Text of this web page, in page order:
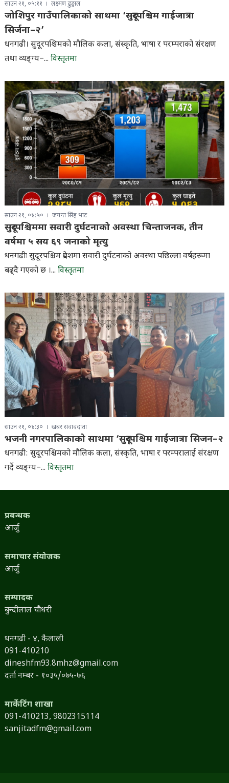
साउन २१, ०५:११ लक्ष्मण ढुङ्गाल
जोशिपुर गाउँपालिकाको साथमा ‘सुदूरपश्चिम गाईजात्रा
सिर्जना–२’
धनगढी। सुदूरपश्चिमको मौलिक कला, संस्कृति, भाषा र परम्पराको संरक्षण
तथा व्यङ्ग्य–... विस्तृतमा
साउन २१, ०४:५० जयन्त सिंह भाट
सुदूरपश्चिममा सवारी दुर्घटनाको अवस्था चिन्ताजनक, तीन
वर्षमा ५ सय ६९ जनाको मृत्यु
धनगढीः सुदूरपश्चिम प्रदेशमा सवारी दुर्घटनाको अवस्था पछिल्ला वर्षहरूमा
बढ्दै गएको छ ।... विस्तृतमा
साउन २१, ०४:३० खबर संवाददाता
भजनी नगरपालिकाको साथमा ‘सुदूरपश्चिम गाईजात्रा सिजन–२
धनगढी: सुदूरपश्चिमको मौलिक कला, संस्कृति, भाषा र परम्परालाई संरक्षण
गर्दै व्यङ्ग्य–... विस्तृतमा
प्रबन्धक
आर्जु
समाचार संयोजक
आर्जु
सम्पादक
बुन्दीलाल चौधरी
धनगढी - ४, कैलाली
091-410210
dineshfm93.8mhz@gmail.com
दर्ता नम्बर - १०३५/०७५-७६
मार्केटिंग शाखा
091-410213, 9802315114
sanjitadfm@gmail.com